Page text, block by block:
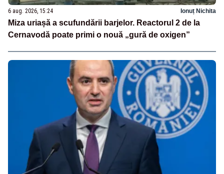
6 aug. 2026, 15:24 Ionuț Nichita
Miza uriașă a scufundării barjelor. Reactorul 2 de la
Cernavodă poate primi o nouă „gură de oxigen”